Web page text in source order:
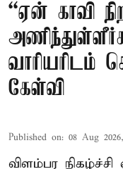
“ஏன் காவி
வாரியரிடம்
கேள்வி
Published on: 08 Aug
விளம்பர நிகழ்ச்சி